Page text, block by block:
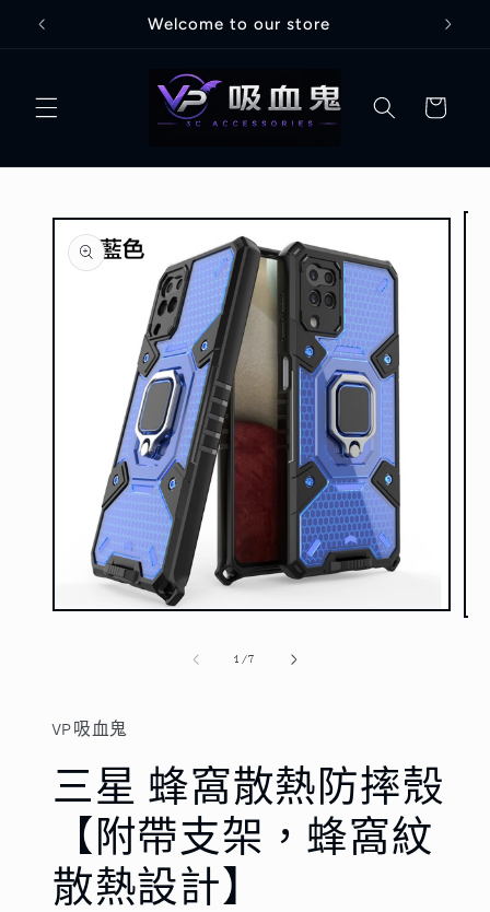
跳至內
容
Welcome to our store
物
略過產
品資訊
中
多
媒
案
1
1 //7
VP吸血鬼
三星 蜂窩散熱防摔殼
【附帶支架，蜂窩紋
散熱設計】